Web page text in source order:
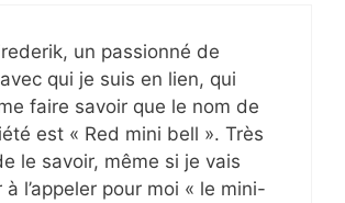
un passionné de
qui je suis en lien, qui
faire savoir que le nom de
est « Red mini bell ». Très
le savoir, même si je vais
à l’appeler pour moi « le mini-